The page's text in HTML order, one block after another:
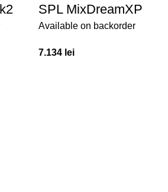
SPL MixDreamXP
Available on backorder
7.134 lei